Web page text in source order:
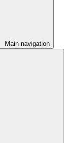
Main navigation